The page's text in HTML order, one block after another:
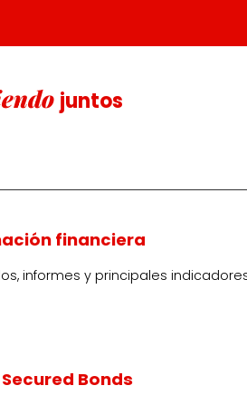
juntos
financiera
informes y principales
Bonds
un 13% las compras de